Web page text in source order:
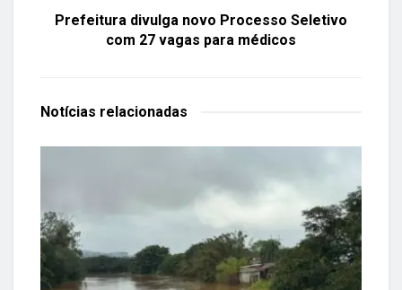
Prefeitura divulga novo Processo Seletivo
com 27 vagas para médicos
Notícias relacionadas